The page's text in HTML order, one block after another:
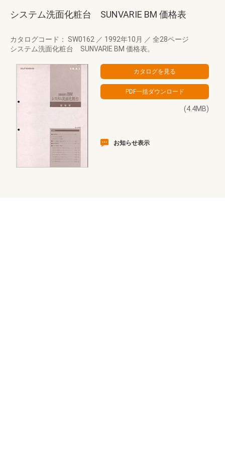
システム洗面化粧台 SUNVARIE BM 価格表
カタログコード： SW0162 ／ 1992年10月 ／ 全28ページ
システム洗面化粧台 SUNVARIE BM 価格表。
(4.4MB)
お知らせ表示